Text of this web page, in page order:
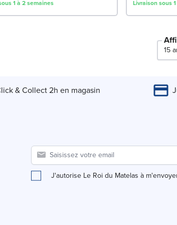
1 à 2 semaines Livraison sous
& Collect 2h en magasin
J'autorise Le Roi du Matelas à